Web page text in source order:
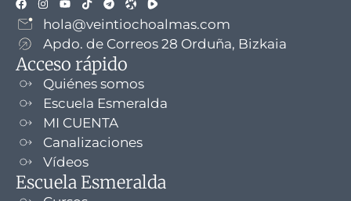
hola@veintiochoalmas.com
Apdo. de Correos 28 Orduña, Bizkaia
Acceso rápido
Quiénes somos
Escuela Esmeralda
MI CUENTA
Canalizaciones
Vídeos
Escuela Esmeralda